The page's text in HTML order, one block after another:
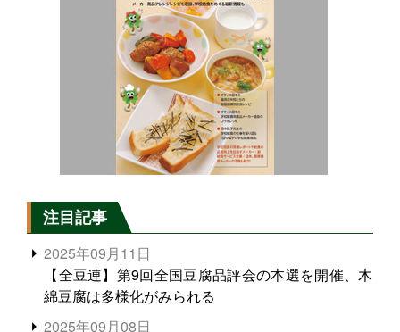
注目記事
2025年09月11日
【全豆連】第9回全国豆腐品評会の本選を開催、木
綿豆腐は多様化がみられる
2025年09月08日